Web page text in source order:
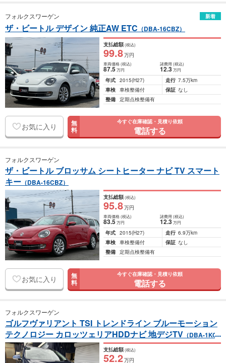
フォルクスワーゲン 新着
ザ・ビートル デザイン 純正AW ETC （DBA-16CBZ）
支払総額(税込)
99.8万円
車両価格(税込)
87.5万円
諸費用 (税込)
12.3 万円
年式 2015(H27) 走行 7.5万km
車検 車検整備付 保証 なし
整備 定期点検整備有
お気に入り 無
料
今すぐ在庫確認・見積り依頼
電話する
フォルクスワーゲン
ザ・ビートル ブロッサム シートヒーター ナビ TV スマート
キー （DBA-16CBZ）
支払総額(税込)
95.8万円
車両価格(税込)
83.5万円
諸費用 (税込)
12.3 万円
年式 2015(H27) 走行 6.9万km
車検 車検整備付 保証 なし
整備 定期点検整備有
お気に入り 無
料
今すぐ在庫確認・見積り依頼
電話する
フォルクスワーゲン
ゴルフヴァリアント TSI トレンドライン ブルーモーション
テクノロジー カロッツェリアHDDナビ 地デジTV （DBA-1KC
BZ）
支払総額(税込)
52.2万円